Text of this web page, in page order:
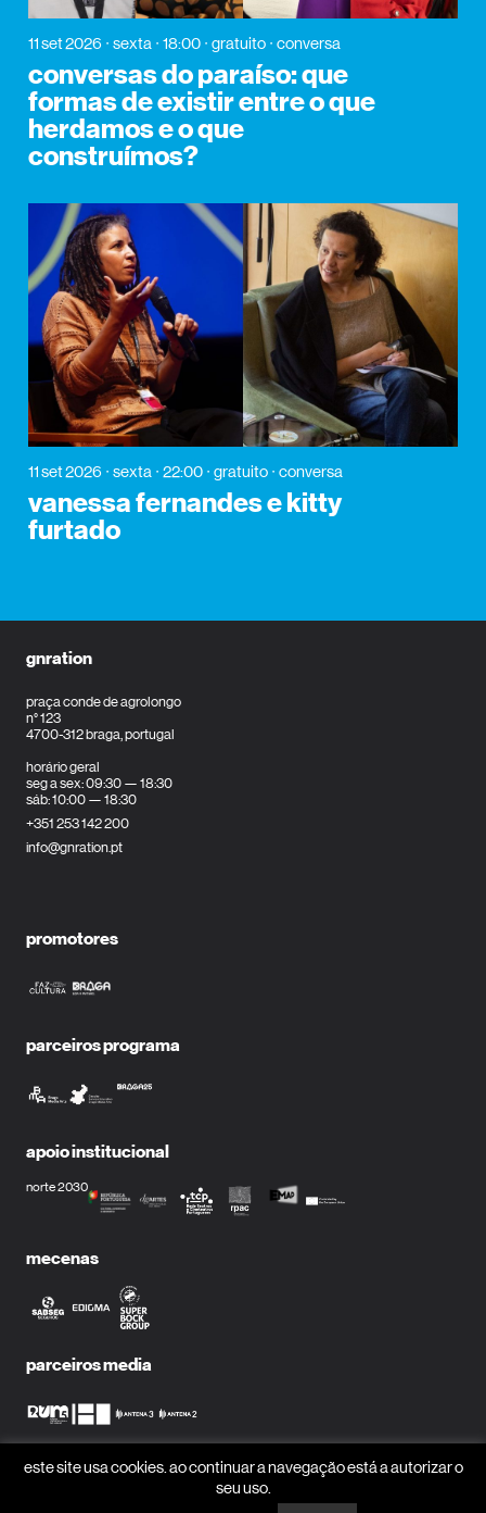
11 set 2026 sexta 18:00 gratuito conversa
conversas do paraíso: que
formas de existir entre o que
herdamos e o que
construímos?
11 set 2026 sexta 22:00 gratuito conversa
vanessa fernandes e kitty
furtado
gnration
praça conde de agrolongo
n° 123
4700-312 braga, portugal
horário geral
seg a sex: 09:30 — 18:30
sáb: 10:00 — 18:30
+351 253 142 200
info@gnration.pt
promotores
parceiros programa
apoio institucional
norte 2030
mecenas
parceiros media
este site usa cookies. ao continuar a navegação está a autorizar o
seu uso.